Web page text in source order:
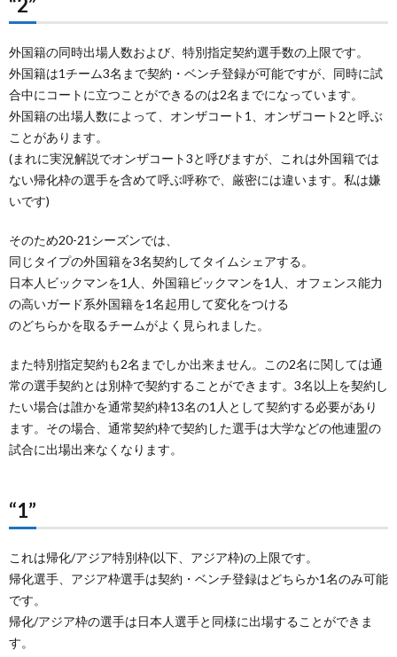
“2”
外国籍の同時出場人数および、特別指定契約選手数の上限です。
外国籍は1チーム3名まで契約・ベンチ登録が可能ですが、同時に試
合中にコートに立つことができるのは2名までになっています。
外国籍の出場人数によって、オンザコート1、オンザコート2と呼ぶ
ことがあります。
(まれに実況解説でオンザコート3と呼びますが、これは外国籍では
ない帰化枠の選手を含めて呼ぶ呼称で、厳密には違います。私は嫌
いです)
そのため20-21シーズンでは、
同じタイプの外国籍を3名契約してタイムシェアする。
日本人ビックマンを1人、外国籍ビックマンを1人、オフェンス能力
の高いガード系外国籍を1名起用して変化をつける
のどちらかを取るチームがよく見られました。
また特別指定契約も2名までしか出来ません。この2名に関しては通
常の選手契約とは別枠で契約することができます。3名以上を契約し
たい場合は誰かを通常契約枠13名の1人として契約する必要があり
ます。その場合、通常契約枠で契約した選手は大学などの他連盟の
試合に出場出来なくなります。
“1”
これは帰化/アジア特別枠(以下、アジア枠)の上限です。
帰化選手、アジア枠選手は契約・ベンチ登録はどちらか1名のみ可能
です。
帰化/アジア枠の選手は日本人選手と同様に出場することができま
す。